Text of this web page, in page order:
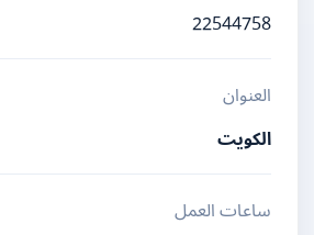
22544758
العنوان
الكويت
ساعات العمل